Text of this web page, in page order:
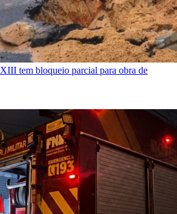
tem bloqueio parcial para obra de